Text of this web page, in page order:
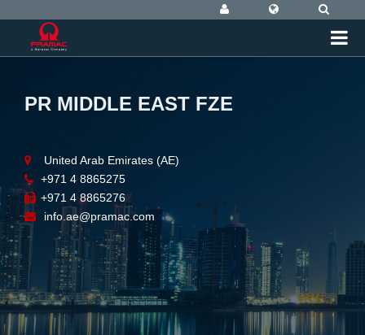
PR MIDDLE EAST FZE
United Arab Emirates (AE)
+971 4 8865275
+971 4 8865276
info.ae@pramac.com